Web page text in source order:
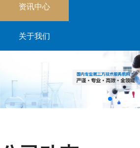
资讯中心
关于我们